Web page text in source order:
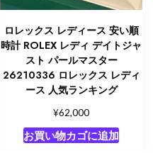
ロレックス レディース 安い順
時計 ROLEX レディ デイトジャ
スト パールマスター
26210336 ロレックス レディ
ース 人気ランキング
¥62,000
お買い物カゴに追加